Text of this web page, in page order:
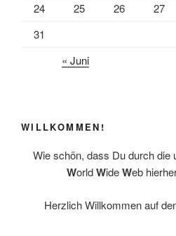
24
25 26 27
31
« Juni
WILLKOMMEN!
Wie schön, dass Du durch die
WorldWideWeb
Herzlich Willkommen auf